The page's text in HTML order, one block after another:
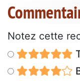
Notez cette